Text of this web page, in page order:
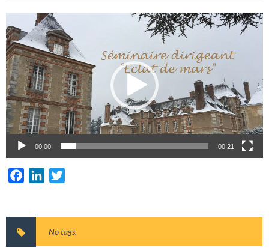
00:00 00:21
FacebookLinkedIn
No tags.